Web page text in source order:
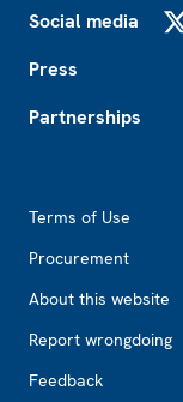
Social media
Press
Partnerships
Terms of Use
Procurement
About this website
Report wrongdoing
Feedback